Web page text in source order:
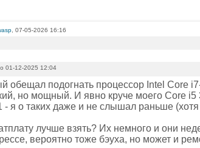
, 07-05-2026 16:16
01-12-2025 12:04
обещал подогнать процессор Intel Core
но мощный. И явно круче моего Core i5
- я о таких даже и не слышал раньше
лучше взять? Их немного и они
вероятно тоже бэуха, но может и